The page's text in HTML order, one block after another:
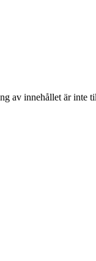
av innehållet är inte